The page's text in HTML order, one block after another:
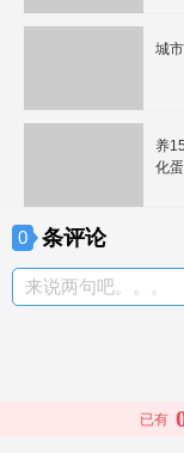
城
养
化
0 条评论
来说两句吧。。。
已有